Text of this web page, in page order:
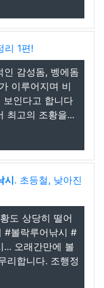
리 1편!
인 감성돔, 벵에돔
이루어지며 비
인다고 합니다
최고의 조황을...
시. 초등철, 낮아진
도 상당히 떨어
#볼락루어낚시 #
... 오래간만에 볼
리합니다. 조행정